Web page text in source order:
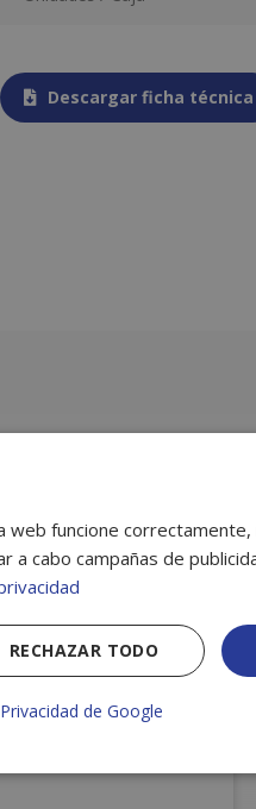
Descargar ficha técnica
funcione
a cabo campañas de
RECHAZAR TODO
de Google